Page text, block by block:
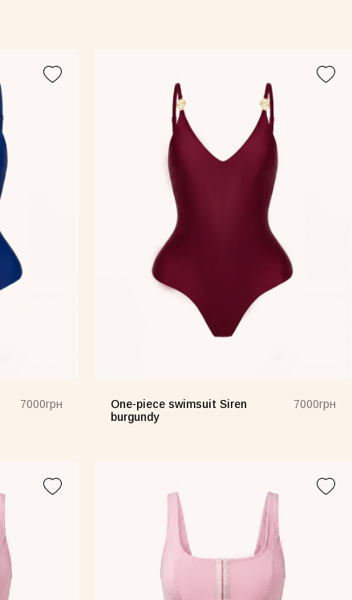
7000грн
One-piece swimsuit Siren
burgundy
7000грн